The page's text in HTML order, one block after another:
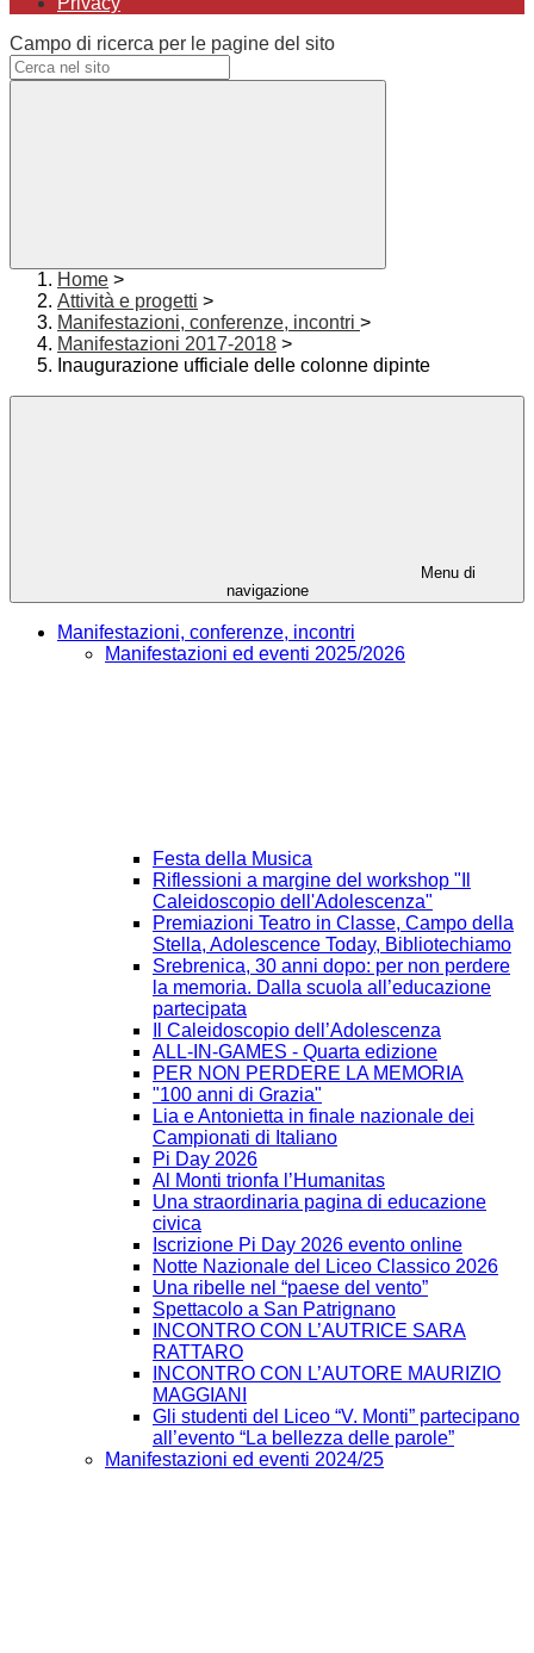
Campo di ricerca per le pagine del sito
Home >
Attività e progetti >
Manifestazioni, conferenze, incontri >
Manifestazioni 2017-2018 >
Inaugurazione ufficiale delle colonne dipinte
Menu di
navigazione
Manifestazioni, conferenze, incontri
Manifestazioni ed eventi 2025/2026
Festa della Musica
Riflessioni a margine del workshop "Il
Caleidoscopio dell'Adolescenza"
Premiazioni Teatro in Classe, Campo della
Stella, Adolescence Today, Bibliotechiamo
Srebrenica, 30 anni dopo: per non perdere
la memoria. Dalla scuola all’educazione
partecipata
Il Caleidoscopio dell’Adolescenza
ALL-IN-GAMES - Quarta edizione
PER NON PERDERE LA MEMORIA
"100 anni di Grazia"
Lia e Antonietta in finale nazionale dei
Campionati di Italiano
Pi Day 2026
Al Monti trionfa l’Humanitas
Una straordinaria pagina di educazione
civica
Iscrizione Pi Day 2026 evento online
Notte Nazionale del Liceo Classico 2026
Una ribelle nel “paese del vento”
Spettacolo a San Patrignano
INCONTRO CON L’AUTRICE SARA
RATTARO
INCONTRO CON L’AUTORE MAURIZIO
MAGGIANI
Gli studenti del Liceo “V. Monti” partecipano
all’evento “La bellezza delle parole”
Manifestazioni ed eventi 2024/25